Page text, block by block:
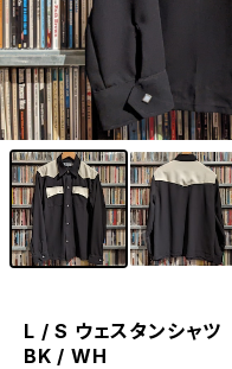
L / S ウェスタンシャ
BK / WH